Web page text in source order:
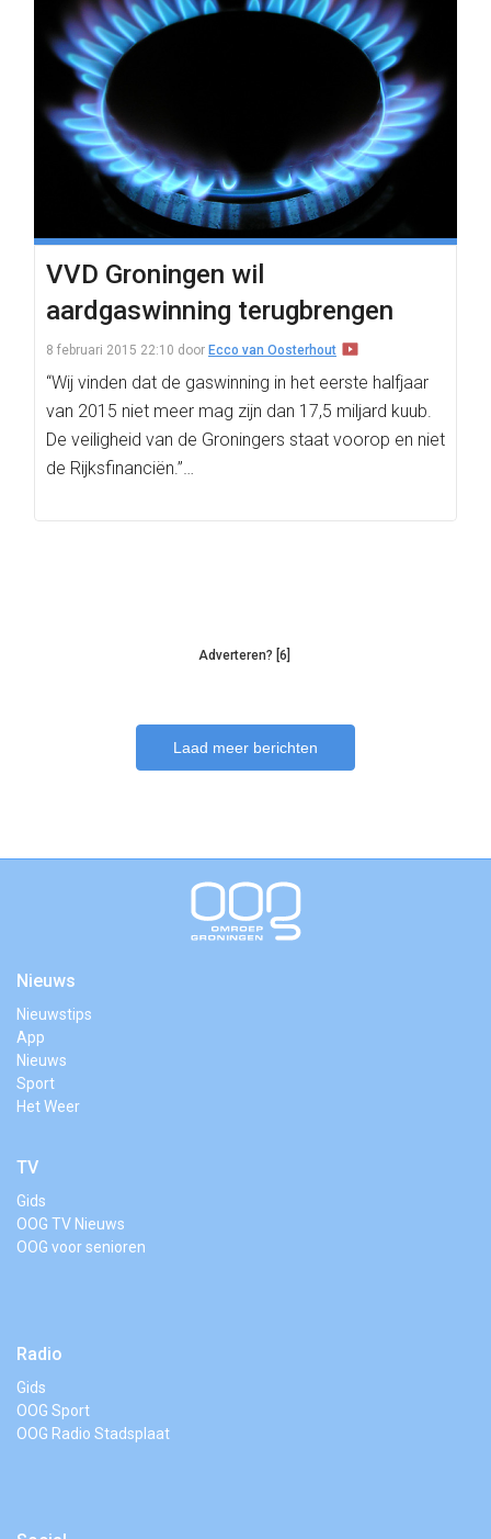
VVD Groningen wil
aardgaswinning terugbrengen
8 februari 2015 22:10 door Ecco van Oosterhout
“Wij vinden dat de gaswinning in het eerste halfjaar
van 2015 niet meer mag zijn dan 17,5 miljard kuub.
De veiligheid van de Groningers staat voorop en niet
de Rijksfinanciën.”…
Adverteren? [6]
Laad meer berichten
Nieuws
Nieuwstips
App
Nieuws
Sport
Het Weer
TV
Gids
OOG TV Nieuws
OOG voor senioren
Radio
Gids
OOG Sport
OOG Radio Stadsplaat